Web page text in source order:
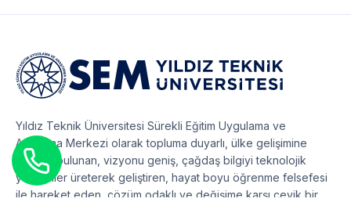
Yıldız Teknik Üniversitesi Sürekli Eğitim Uygulama ve
Araştırma Merkezi olarak topluma duyarlı, ülke gelişimine
katkıda bulunan, vizyonu geniş, çağdaş bilgiyi teknolojik
yöntemler üreterek geliştiren, hayat boyu öğrenme felsefesi
ile hareket eden, çözüm odaklı ve değişime karşı çevik bir